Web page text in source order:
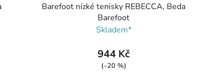
Barefoot nízké tenisky REBECCA, Beda
Barefoot
Skladem*
944 Kč
(–20 %)